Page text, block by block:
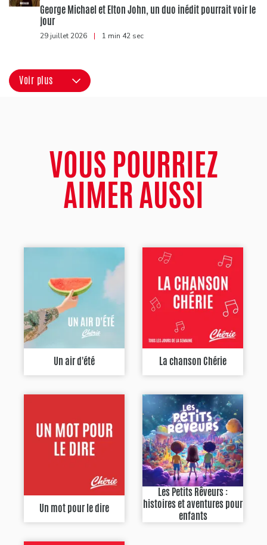
George Michael et Elton John, un duo inédit pourrait voir le
jour
29 juillet 2026 | 1 min 42 sec
Voir plus
VOUS POURRIEZ
AIMER AUSSI
Un air d'été La chanson Chérie
Un mot pour le dire
Les Petits Rêveurs :
histoires et aventures pour
enfants